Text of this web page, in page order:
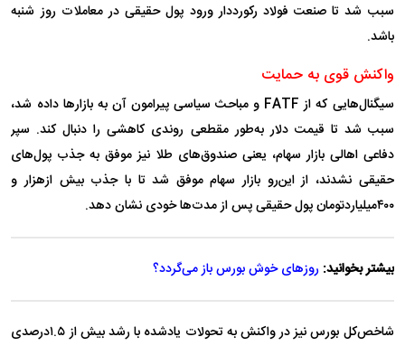
سبب شد تا صنعت فولاد رکورددار ورود پول حقیقی در معاملات روز شنبه
باشد.
واکنش قوی به حمایت
سیگنال‌هایی که از FATF و مباحث سیاسی پیرامون آن به بازار‌ها داده شد،
سبب شد تا قیمت دلار به‌طور مقطعی روندی کاهشی را دنبال کند. سپر
دفاعی اهالی بازار سهام، یعنی صندوق‌های طلا نیز موفق به جذب پول‌های
حقیقی نشدند، از این‌رو بازار سهام موفق شد تا با جذب بیش از‌هزار و
۴۰۰میلیارد‌تومان پول حقیقی پس از مدت‌ها خودی نشان دهد.
بیشتر بخوانید: روزهای خوش بورس باز می‌گردد؟
شاخص‌کل بورس نیز در واکنش به تحولات یادشده با رشد بیش از ۱.۵درصدی